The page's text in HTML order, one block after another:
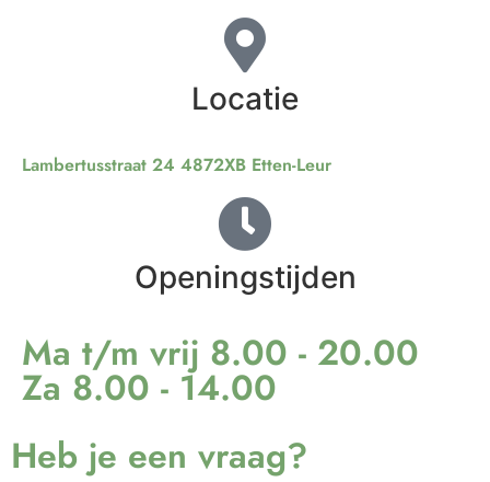
Locatie
Lambertusstraat 24 4872XB Etten-Leur
Openingstijden
Ma t/m vrij 8.00 - 20.00
Za 8.00 - 14.00
Heb je een vraag?